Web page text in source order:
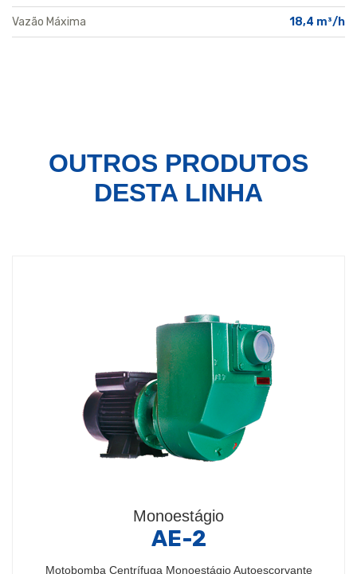
Vazão Máxima 18,4 m³/h
OUTROS PRODUTOS
DESTA LINHA
Monoestágio
AE-2
Motobomba Centrífuga Monoestágio Autoescorvante